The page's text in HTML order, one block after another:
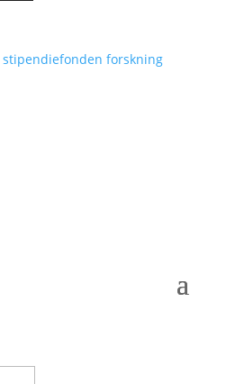
stipendiefonden forskning